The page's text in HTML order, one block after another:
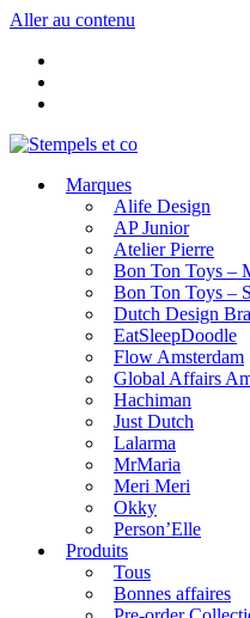
Aller au contenu
Marques
Alife Design
AP Junior
Atelier Pierre
Bon Ton Toys –
Bon Ton Toys –
Dutch Design
EatSleepDoodle
Flow Amsterdam
Global Affairs
Hachiman
Just Dutch
Lalarma
MrMaria
Meri Meri
Okky
Person’Elle
Produits
Tous
Bonnes affaires